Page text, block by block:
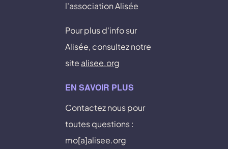
l'association Alisée
Pour plus d'info sur
Alisée, consultez notre
site alisee.org
EN SAVOIR PLUS
Contactez nous pour
toutes questions :
mo[a]alisee.org